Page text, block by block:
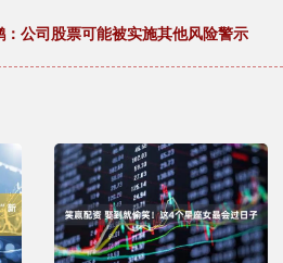
公司股票可能被实施其他风险警示